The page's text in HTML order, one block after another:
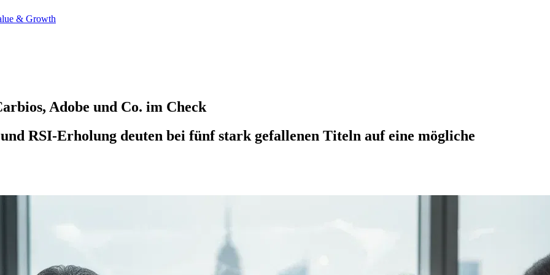
& Growth
Adobe und Co. im Check
RSI-Erholung deuten bei fünf stark gefallenen Titeln auf eine mögliche